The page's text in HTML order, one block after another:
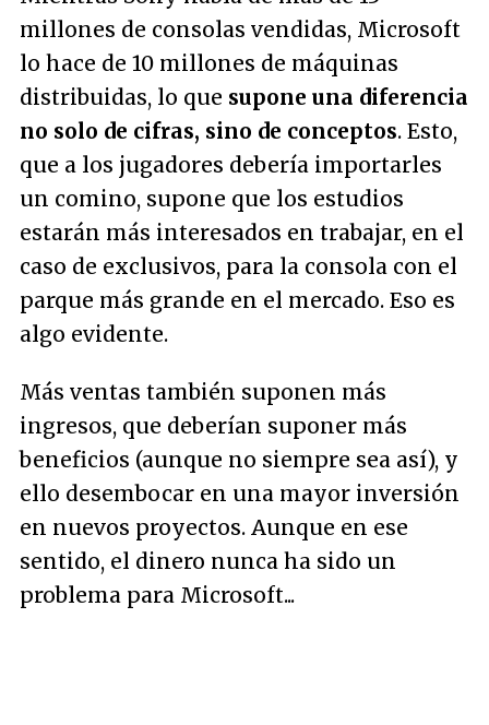
millones de consolas vendidas, Microsoft
lo hace de 10 millones de máquinas
distribuidas, lo que supone una diferencia
no solo de cifras, sino de conceptos. Esto,
que a los jugadores debería importarles
un comino, supone que los estudios
estarán más interesados en trabajar, en el
caso de exclusivos, para la consola con el
parque más grande en el mercado. Eso es
algo evidente.
Más ventas también suponen más
ingresos, que deberían suponer más
beneficios (aunque no siempre sea así), y
ello desembocar en una mayor inversión
en nuevos proyectos. Aunque en ese
sentido, el dinero nunca ha sido un
problema para Microsoft...